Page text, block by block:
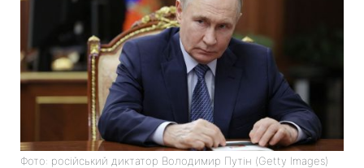
Фото: російський диктатор Володимир Путін (Getty Images)